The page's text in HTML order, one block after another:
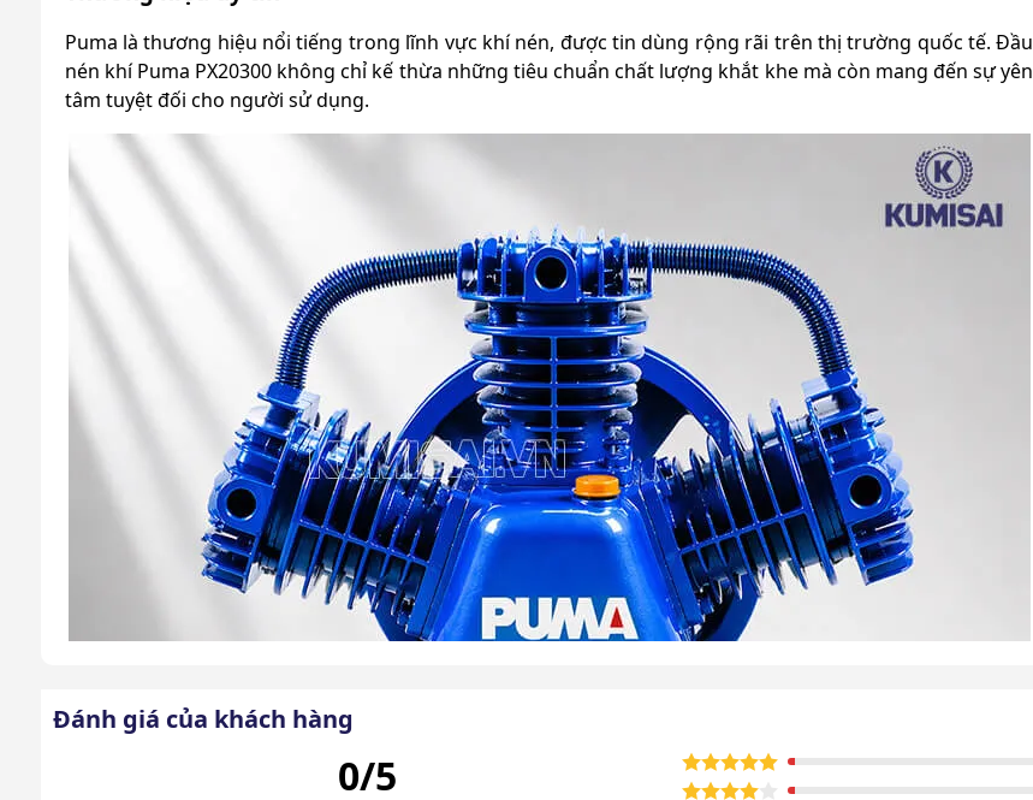
Puma là thương hiệu nổi tiếng trong lĩnh vực khí nén, được tin dùng rộng rãi trên thị trường quốc tế. Đầu
nén khí Puma PX20300 không chỉ kế thừa những tiêu chuẩn chất lượng khắt khe mà còn mang đến sự yên
tâm tuyệt đối cho người sử dụng.
Đánh giá của khách hàng
0/5